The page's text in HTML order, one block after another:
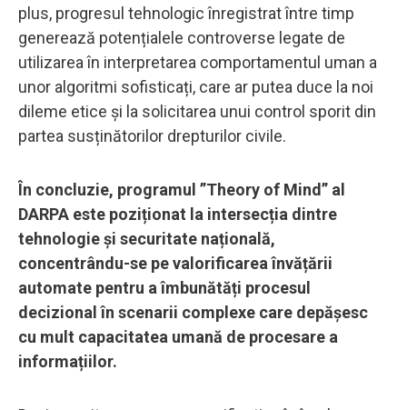
plus, progresul tehnologic înregistrat între timp
generează potențialele controverse legate de
utilizarea în interpretarea comportamentul uman a
unor algoritmi sofisticați, care ar putea duce la noi
dileme etice și la solicitarea unui control sporit din
partea susținătorilor drepturilor civile.
În concluzie, programul ”Theory of Mind” al
DARPA este poziționat la intersecția dintre
tehnologie și securitate națională,
concentrându-se pe valorificarea învățării
automate pentru a îmbunătăți procesul
decizional în scenarii complexe care depășesc
cu mult capacitatea umană de procesare a
informațiilor.